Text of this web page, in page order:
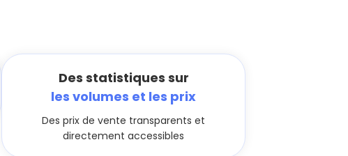
Des statistiques sur
les volumes et les prix
Des prix de vente transparents et
directement accessibles